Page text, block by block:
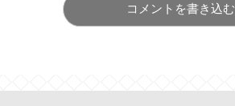
コメントを書き込む